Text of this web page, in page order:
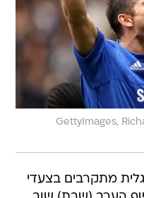
GettyImages,
מתקרבים בצעדי